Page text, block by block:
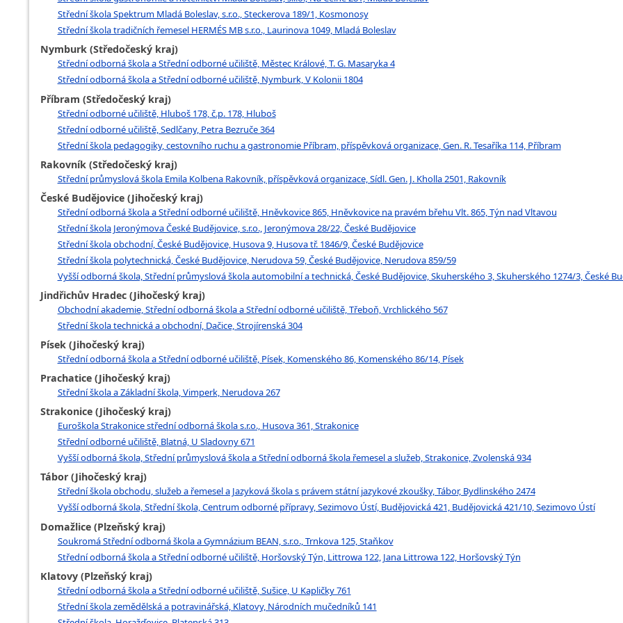
Střední škola Spektrum Mladá Boleslav, s.r.o., Steckerova 189/1, Kosmonosy
Střední škola tradičních řemesel HERMÉS MB s.r.o., Laurinova 1049, Mladá Boleslav
Nymburk (Středočeský kraj)
Střední odborná škola a Střední odborné učiliště, Městec Králové, T. G. Masaryka 4
Střední odborná škola a Střední odborné učiliště, Nymburk, V Kolonii 1804
Příbram (Středočeský kraj)
Střední odborné učiliště, Hluboš 178, č.p. 178, Hluboš
Střední odborné učiliště, Sedlčany, Petra Bezruče 364
Střední škola pedagogiky, cestovního ruchu a gastronomie Příbram, příspěvková organizace, Gen. R. Tesaříka 114, Příbram
Rakovník (Středočeský kraj)
Střední průmyslová škola Emila Kolbena Rakovník, příspěvková organizace, Sídl. Gen. J. Kholla 2501, Rakovník
České Budějovice (Jihočeský kraj)
Střední odborná škola a Střední odborné učiliště, Hněvkovice 865, Hněvkovice na pravém břehu Vlt. 865, Týn nad Vltavou
Střední škola Jeronýmova České Budějovice, s.r.o., Jeronýmova 28/22, České Budějovice
Střední škola obchodní, České Budějovice, Husova 9, Husova tř. 1846/9, České Budějovice
Střední škola polytechnická, České Budějovice, Nerudova 59, České Budějovice, Nerudova 859/59
Vyšší odborná škola, Střední průmyslová škola automobilní a technická, České Budějovice, Skuherského 3, Skuherského 1274/3, České
Jindřichův Hradec (Jihočeský kraj)
Obchodní akademie, Střední odborná škola a Střední odborné učiliště, Třeboň, Vrchlického 567
Střední škola technická a obchodní, Dačice, Strojírenská 304
Písek (Jihočeský kraj)
Střední odborná škola a Střední odborné učiliště, Písek, Komenského 86, Komenského 86/14, Písek
Prachatice (Jihočeský kraj)
Střední škola a Základní škola, Vimperk, Nerudova 267
Strakonice (Jihočeský kraj)
Euroškola Strakonice střední odborná škola s.r.o., Husova 361, Strakonice
Střední odborné učiliště, Blatná, U Sladovny 671
Vyšší odborná škola, Střední průmyslová škola a Střední odborná škola řemesel a služeb, Strakonice, Zvolenská 934
Tábor (Jihočeský kraj)
Střední škola obchodu, služeb a řemesel a Jazyková škola s právem státní jazykové zkoušky, Tábor, Bydlinského 2474
Vyšší odborná škola, Střední škola, Centrum odborné přípravy, Sezimovo Ústí, Budějovická 421, Budějovická 421/10, Sezimovo Ústí
Domažlice (Plzeňský kraj)
Soukromá Střední odborná škola a Gymnázium BEAN, s.r.o., Trnkova 125, Staňkov
Střední odborná škola a Střední odborné učiliště, Horšovský Týn, Littrowa 122, Jana Littrowa 122, Horšovský Týn
Klatovy (Plzeňský kraj)
Střední odborná škola a Střední odborné učiliště, Sušice, U Kapličky 761
Střední škola zemědělská a potravinářská, Klatovy, Národních mučedníků 141